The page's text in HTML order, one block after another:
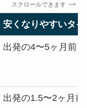
スクロールできます
安くなりやすいタ
出発の4〜5ヶ月前
出発の1.5〜2ヶ月前